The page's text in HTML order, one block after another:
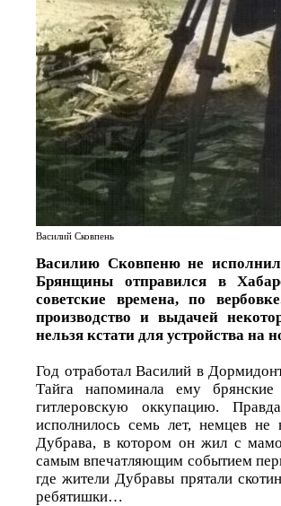
Василий Сковпень
Василию Сковпеню не
Брянщины отправился в
советские времена, по
производство и выдачей
нельзя кстати для устройства на
Год отработал Василий в
Тайга напоминала ему
гитлеровскую оккупацию.
исполнилось семь лет, немцев
Дубрава, в котором он жил с
самым впечатляющим событием
где жители Дубравы прятали
ребятишки…